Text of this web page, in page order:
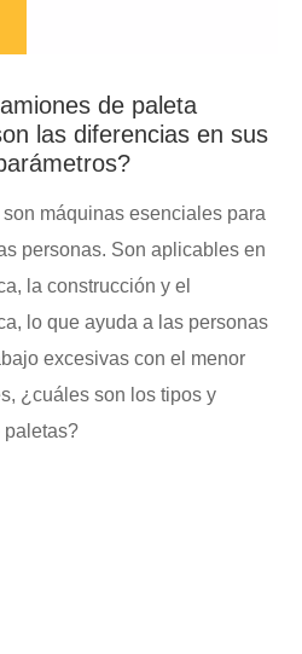
de paleta
las diferencias en sus
máquinas esenciales para
personas. Son aplicables en
la construcción y el
lo que ayuda a las personas
excesivas con el menor
¿cuáles son los tipos y
paletas?